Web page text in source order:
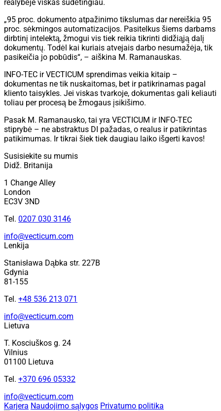
realybėje viskas sudėtingiau.
„95 proc. dokumento atpažinimo tikslumas dar nereiškia 95
proc. sėkmingos automatizacijos. Pasitelkus šiems darbams
dirbtinį intelektą, žmogui vis tiek reikia tikrinti didžiąją dalį
dokumentų. Todėl kai kuriais atvejais darbo nesumažėja, tik
pasikeičia jo pobūdis“, – aiškina M. Ramanauskas.
INFO-TEC ir VECTICUM sprendimas veikia kitaip –
dokumentas ne tik nuskaitomas, bet ir patikrinamas pagal
kliento taisykles. Jei viskas tvarkoje, dokumentas gali keliauti
toliau per procesą be žmogaus įsikišimo.
Pasak M. Ramanausko, tai yra VECTICUM ir INFO-TEC
stiprybė – ne abstraktus DI pažadas, o realus ir patikrintas
patikimumas. Ir tikrai šiek tiek daugiau laiko išgerti kavos!
Susisiekite su mumis
Didž. Britanija
1 Change Alley
London
EC3V 3ND
Tel. 0207 030 3146
info@vecticum.com
Lenkija
Stanisława Dąbka str. 227B
Gdynia
81-155
Tel. +48 536 213 071
info@vecticum.com
Lietuva
T. Kosciuškos g. 24
Vilnius
01100 Lietuva
Tel. +370 696 05332
info@vecticum.com
Karjera Naudojimo sąlygos Privatumo politika